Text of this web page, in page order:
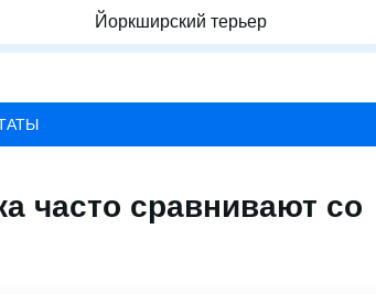
Йоркширский терьер
часто сравнивают со